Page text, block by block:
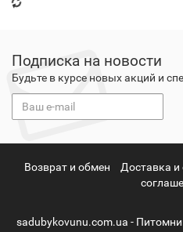
Подписка на новости
Будьте в курсе новых акций и
Возврат и обмен Доставка и
sadubykovunu.com.ua -